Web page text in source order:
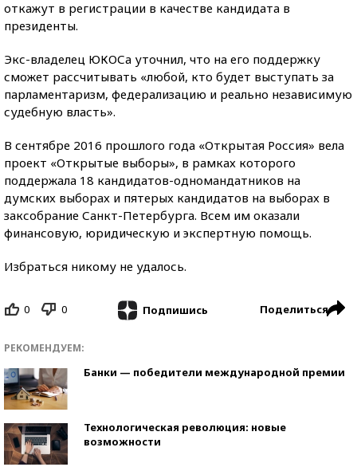
откажут в регистрации в качестве кандидата в
президенты.
Экс-владелец ЮКОСа уточнил, что на его поддержку
сможет рассчитывать «любой, кто будет выступать за
парламентаризм, федерализацию и реально независимую
судебную власть».
В сентябре 2016 прошлого года «Открытая Россия» вела
проект «Открытые выборы», в рамках которого
поддержала 18 кандидатов-одномандатников на
думских выборах и пятерых кандидатов на выборах в
заксобрание Санкт-Петербурга. Всем им оказали
финансовую, юридическую и экспертную помощь.
Избраться никому не удалось.
0 0 Подпишись Поделиться
РЕКОМЕНДУЕМ:
Банки — победители международной премии
Технологическая революция: новые
возможности